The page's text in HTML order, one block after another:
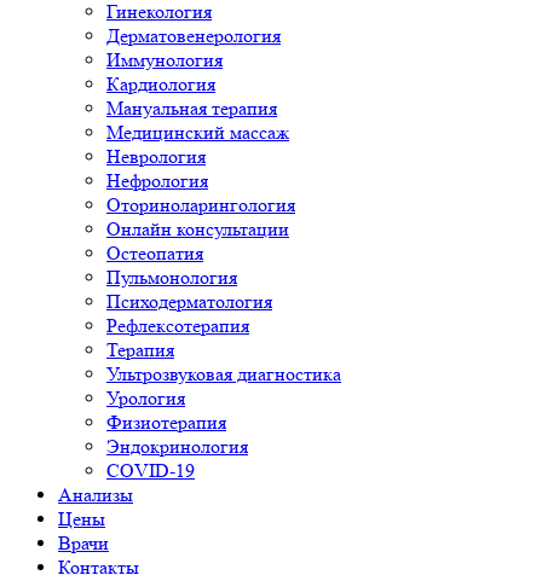
Гинекология
Дерматовенерология
Иммунология
Кардиология
Мануальная терапия
Медицинский массаж
Неврология
Нефрология
Оториноларингология
Онлайн консультации
Остеопатия
Пульмонология
Психодерматология
Рефлексотерапия
Терапия
Ультрозвуковая диагностика
Урология
Физиотерапия
Эндокринология
COVID-19
Анализы
Цены
Врачи
Контакты